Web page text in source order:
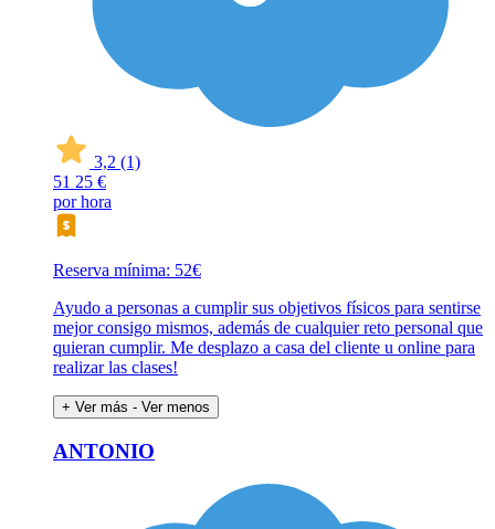
3,2 (1)
51 25 €
por hora
Reserva mínima: 52€
Ayudo a personas a cumplir sus objetivos físicos para sentirse
mejor consigo mismos, además de cualquier reto personal que
quieran cumplir. Me desplazo a casa del cliente u online para
realizar las clases!
+ Ver más - Ver menos
ANTONIO